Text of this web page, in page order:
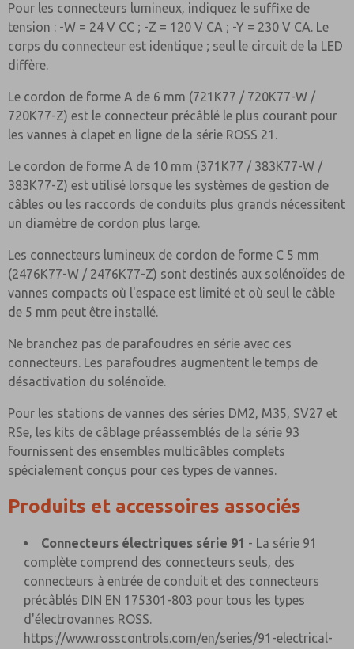
Pour les connecteurs lumineux, indiquez le suffixe de
tension : -W = 24 V CC ; -Z = 120 V CA ; -Y = 230 V CA. Le
corps du connecteur est identique ; seul le circuit de la LED
diffère.
Le cordon de forme A de 6 mm (721K77 / 720K77-W /
720K77-Z) est le connecteur précâblé le plus courant pour
les vannes à clapet en ligne de la série ROSS 21.
Le cordon de forme A de 10 mm (371K77 / 383K77-W /
383K77-Z) est utilisé lorsque les systèmes de gestion de
câbles ou les raccords de conduits plus grands nécessitent
un diamètre de cordon plus large.
Les connecteurs lumineux de cordon de forme C 5 mm
(2476K77-W / 2476K77-Z) sont destinés aux solénoïdes de
vannes compacts où l'espace est limité et où seul le câble
de 5 mm peut être installé.
Ne branchez pas de parafoudres en série avec ces
connecteurs. Les parafoudres augmentent le temps de
désactivation du solénoïde.
Pour les stations de vannes des séries DM2, M35, SV27 et
RSe, les kits de câblage préassemblés de la série 93
fournissent des ensembles multicâbles complets
spécialement conçus pour ces types de vannes.
Produits et accessoires associés
Connecteurs électriques série 91 - La série 91
complète comprend des connecteurs seuls, des
connecteurs à entrée de conduit et des connecteurs
précâblés DIN EN 175301-803 pour tous les types
d'électrovannes ROSS.
https://www.rosscontrols.com/en/series/91-electrical-